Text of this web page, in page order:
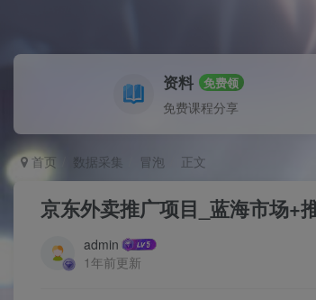
资料 免费领
免费课程分享
首页 数据采集 冒泡 正文
京东外卖推广项目_蓝海市场+
admin
1年前更新